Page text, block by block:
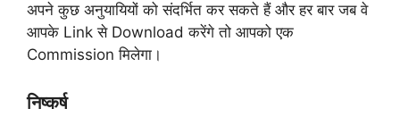
अपने कुछ अनुयायियों को संदर्भित कर सकते हैं और हर बार जब वे
आपके Link से Download करेंगे तो आपको एक
Commission मिलेगा।
निष्कर्ष